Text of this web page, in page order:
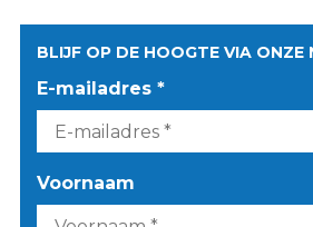
BLIJF OP DE HOOGTE VIA ONZE
E-mailadres *
Voornaam